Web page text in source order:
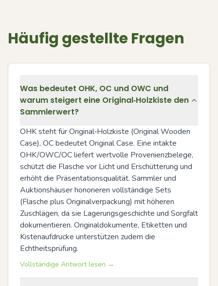
Häufig gestellte Fragen
Was bedeutet OHK, OC und OWC und
warum steigert eine Original‑Holzkiste den
Sammlerwert?
OHK steht für Original‑Holzkiste (Original Wooden
Case), OC bedeutet Original Case. Eine intakte
OHK/OWC/OC liefert wertvolle Provenienzbelege,
schützt die Flasche vor Licht und Erschütterung und
erhöht die Präsentationsqualität. Sammler und
Auktionshäuser honorieren vollständige Sets
(Flasche plus Originalverpackung) mit höheren
Zuschlägen, da sie Lagerungsgeschichte und Sorgfalt
dokumentieren. Originaldokumente, Etiketten und
Kistenaufdrucke unterstützen zudem die
Echtheitsprüfung.
Vollständige Antwort lesen →